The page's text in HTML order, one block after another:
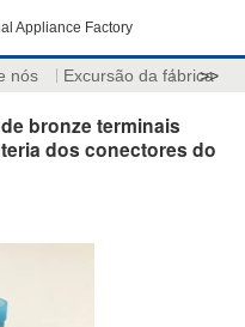
Appliance Factory
nós Excursão da fábrica
>>
bronze terminais
dos conectores do